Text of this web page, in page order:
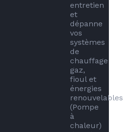
entretien
et
dépanne
vos
systèmes
de
chauffage
gaz,
fioul et
énergies
renouvelables
(Pompe
à
chaleur)